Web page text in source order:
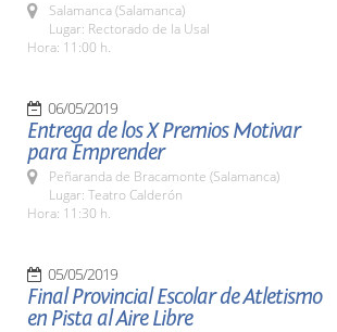
Salamanca (Salamanca)
Lugar: Rectorado de la Usal
Hora: 11:00 h.
06/05/2019
Entrega de los X Premios Motivar
para Emprender
Peñaranda de Bracamonte (Salamanca)
Lugar: Teatro Calderón
Hora: 11:30 h.
05/05/2019
Final Provincial Escolar de Atletismo
en Pista al Aire Libre